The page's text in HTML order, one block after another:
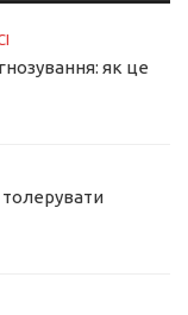
як це
толерувати